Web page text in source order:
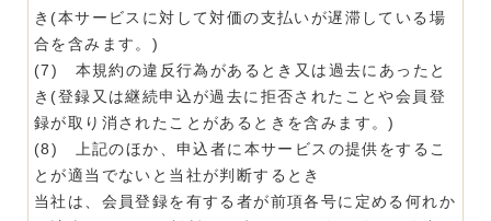
き(本サービスに対して対価の支払いが遅滞している場
合を含みます。)
(7) 本規約の違反行為があるとき又は過去にあったと
き(登録又は継続申込が過去に拒否されたことや会員登
録が取り消されたことがあるときを含みます。)
(8) 上記のほか、申込者に本サービスの提供をするこ
とが適当でないと当社が判断するとき
当社は、会員登録を有する者が前項各号に定める何れか